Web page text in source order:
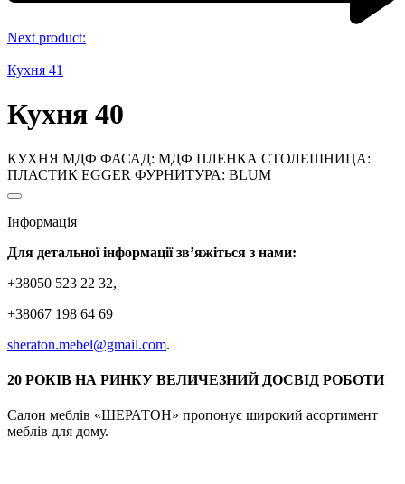
Next product:
Кухня 41
Кухня 40
КУХНЯ МДФ ФАСАД: МДФ ПЛЕНКА СТОЛЕШНИЦА:
ПЛАСТИК EGGER ФУРНИТУРА: BLUM
Інформація
Для детальної інформації зв’яжіться з нами:
+38050 523 22 32,
+38067 198 64 69
sheraton.mebel@gmail.com.
20 РОКІВ НА РИНКУ ВЕЛИЧЕЗНИЙ ДОСВІД РОБОТИ
Салон меблів «ШЕРАТОН» пропонує широкий асортимент
меблів для дому.